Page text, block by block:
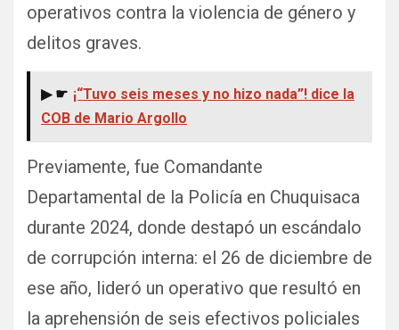
operativos contra la violencia de género y
delitos graves.
▶ ☛ ¡“Tuvo seis meses y no hizo nada”! dice la
COB de Mario Argollo
Previamente, fue Comandante
Departamental de la Policía en Chuquisaca
durante 2024, donde destapó un escándalo
de corrupción interna: el 26 de diciembre de
ese año, lideró un operativo que resultó en
la aprehensión de seis efectivos policiales